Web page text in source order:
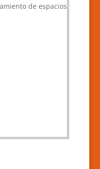
de espacios